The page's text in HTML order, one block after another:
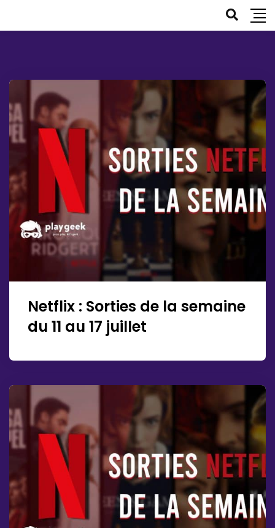
Netflix : Sorties de la semaine
du 11 au 17 juillet